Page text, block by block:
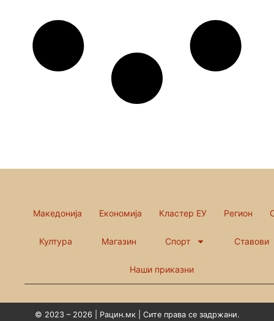
Македонија Економија Кластер ЕУ Регион
Култура Магазин Спорт Ставови
Наши приказни
© 2023 – 2026 | Рацин.мк | Сите права се задржани.